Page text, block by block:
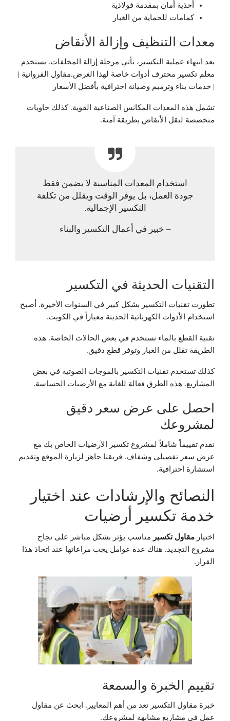
أحذية أمان بمقدمة فولاذية
كمامات للحماية من الغبار
معدات التنظيف وإزالة الأنقاض
بعد انتهاء عملية التكسير، تأتي مرحلة إزالة المخلفات. يستخدم
معلم تكسير محترف أدوات خاصة لهذا الغرض.مقاول الفروانية |
| خدمات بناء وترميم وصيانة احترافية بأفضل الأسعار
تشمل هذه المعدات المكانس الصناعية القوية. كذلك حاويات
متخصصة لنقل الأنقاض بطريقة آمنة.
استخدام المعدات المناسبة لا يضمن فقط
جودة العمل، بل يوفر الوقت ويقلل من تكلفة
التكسير الإجمالية.
– خبير في أعمال التكسير والبناء
التقنيات الحديثة في التكسير
تطورت تقنيات التكسير بشكل كبير في السنوات الأخيرة. أصبح
استخدام الأدوات الكهربائية الحديثة معياراً في الكويت.
تقنية القطع بالماء تستخدم في بعض الحالات الخاصة. هذه
الطريقة تقلل من الغبار وتوفر قطع دقيق.
كذلك تستخدم تقنيات التكسير بالموجات الصوتية في بعض
المشاريع. هذه الطرق فعالة للغاية مع الأرضيات الحساسة.
احصل على عرض سعر دقيق
لمشروعك
نقدم تقييماً شاملاً لمشروع تكسير الأرضيات الخاص بك مع
عرض سعر تفصيلي وشفاف. فريقنا جاهز لزيارة الموقع وتقديم
استشارة احترافية.
النصائح والإرشادات عند اختيار
خدمة تكسير أرضيات
اختيار مقاول تكسير مناسب يؤثر بشكل مباشر على نجاح
مشروع التجديد. هناك عدة عوامل يجب مراعاتها عند اتخاذ هذا
القرار.
تقييم الخبرة والسمعة
خبرة مقاول التكسير تعد من أهم المعايير. ابحث عن مقاول
عمل في مشاريع مشابهة لمشروعك.